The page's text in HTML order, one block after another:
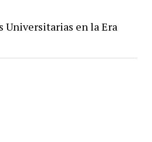
Universitarias en la Era